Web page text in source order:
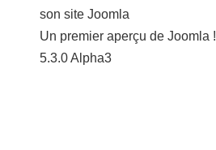
son site Joomla
Un premier aperçu de Joomla !
5.3.0 Alpha3